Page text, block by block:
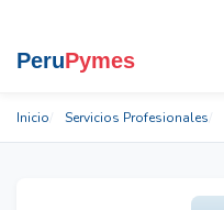
Inicio Servicios Profesionales